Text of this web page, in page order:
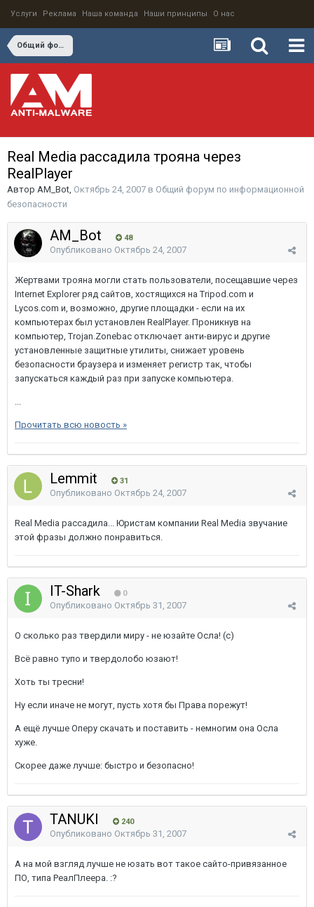
Услуги Реклама Наша команда Наши принципы О нас
Общий форум по информационной безопасности
Real Media рассадила трояна через
RealPlayer
Автор AM_Bot, Октябрь 24, 2007 в Общий форум по информационной
безопасности
AM_Bot 48
Опубликовано Октябрь 24, 2007
Жертвами трояна могли стать пользователи, посещавшие через
Internet Explorer ряд сайтов, хостящихся на Tripod.com и
Lycos.com и, возможно, другие площадки - если на их
компьютерах был установлен RealPlayer. Проникнув на
компьютер, Trojan.Zonebac отключает анти-вирус и другие
установленные защитные утилиты, снижает уровень
безопасности браузера и изменяет регистр так, чтобы
запускаться каждый раз при запуске компьютера.
...
Прочитать всю новость »
Lemmit 31
Опубликовано Октябрь 24, 2007
Real Media рассадила... Юристам компании Real Media звучание
этой фразы должно понравиться.
IT-Shark 0
Опубликовано Октябрь 31, 2007
О сколько раз твердили миру - не юзайте Осла! (с)
Всё равно тупо и твердолобо юзают!
Хоть ты тресни!
Ну если иначе не могут, пусть хотя бы Права порежут!
А ещё лучше Оперу скачать и поставить - немногим она Осла
хуже.
Скорее даже лучше: быстро и безопасно!
TANUKI 240
Опубликовано Октябрь 31, 2007
А на мой взгляд лучше не юзать вот такое сайто-привязанное
ПО, типа РеалПлеера. :?